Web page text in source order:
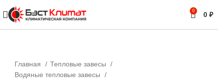
0 0 ₽
Главная
Тепловые завесы
Водяные тепловые завесы